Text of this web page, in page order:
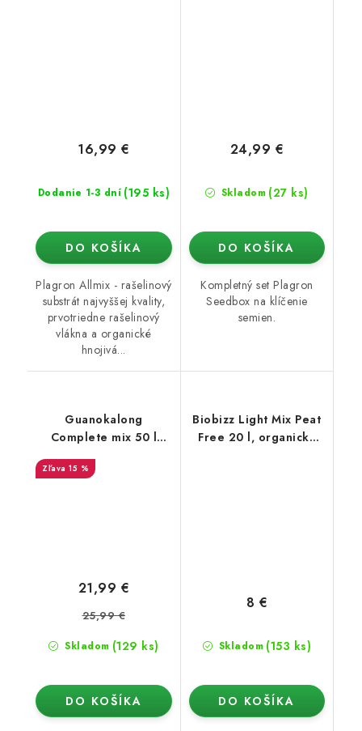
Dodanie 1-3 dní (195 ks)
16,99 €
DO KOŠÍKA
Plagron Allmix - rašelinový
substrát najvyššej kvality,
prvotriedne rašelinový
vlákna a organické
hnojivá...
Skladom (27 ks)
24,99 €
DO KOŠÍKA
Kompletný set Plagron
Seedbox na klíčenie
semien.
Guanokalong
Complete mix 50 l
(nové balenie)
15 %
Skladom (129 ks)
21,99 €
25,99 €
DO KOŠÍKA
Biobizz Light Mix Peat
Free 20 l, organický
Skladom (153 ks)
8 €
DO KOŠÍKA